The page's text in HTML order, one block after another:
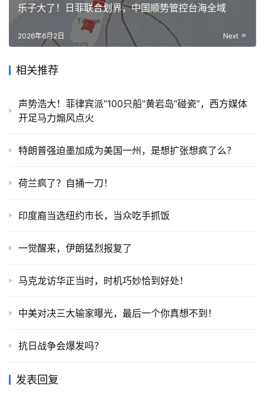
乐子大了！日菲联合划界，中国顺势管控台海全域
Next
2026年6月2日
相关推荐
声势浩大！菲律宾派“100只船”黄岩岛“碰瓷”，西方媒体
开足马力煽风点火
特朗普强迫墨加成为美国一州，是想扩张想疯了么？
荷兰疯了？自捅一刀！
印度裔当选纽约市长，当众吃手抓饭
一觉醒来，伊朗猛烈报复了
马克龙访华正当时，时机巧妙恰到好处！
中美对决三大输家曝光，最后一个你真想不到！
抗日战争会爆发吗？
发表回复